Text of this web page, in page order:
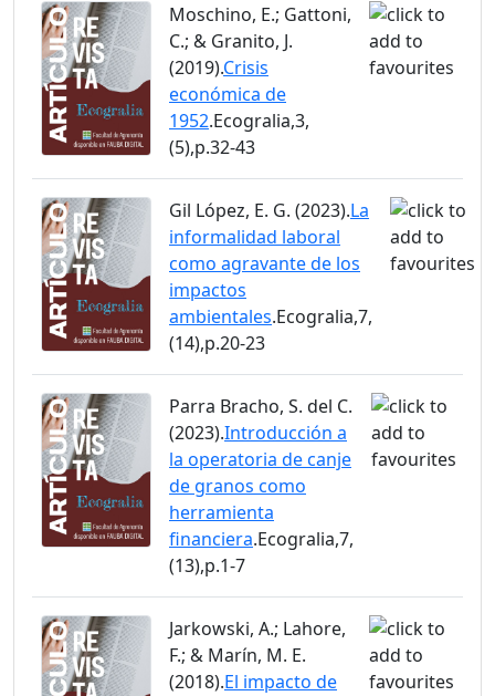
Moschino, E.; Gattoni,
C.; & Granito, J.
(2019).Crisis
económica de
1952.Ecogralia,3,
(5),p.32-43
Gil López, E. G. (2023).La
informalidad laboral
como agravante de los
impactos
ambientales.Ecogralia,7,
(14),p.20-23
Parra Bracho, S. del C.
(2023).Introducción a
la operatoria de canje
de granos como
herramienta
financiera.Ecogralia,7,
(13),p.1-7
Jarkowski, A.; Lahore,
F.; & Marín, M. E.
(2018).El impacto de